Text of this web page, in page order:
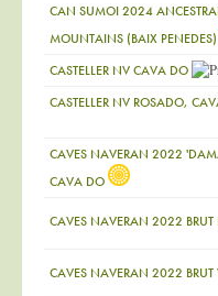
CAN SUMOI 2024
MOUNTAINS (BAIX PENEDES)
CASTELLER NV CAVA DO
CASTELLER NV ROSADO,
CAVES NAVERAN 2022
CAVA DO
CAVES NAVERAN 2022
CAVES NAVERAN 2022